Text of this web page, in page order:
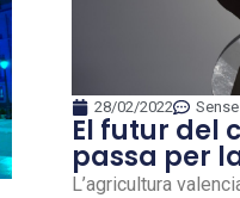
28/02/2022
El futur del
passa per
L’agricultura